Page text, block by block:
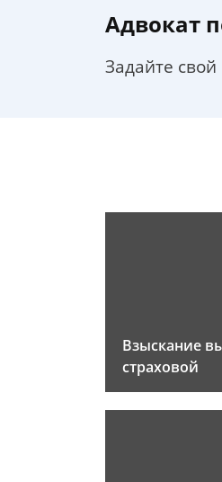
Адвокат
Задайте
Взыскание
страховой